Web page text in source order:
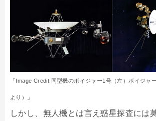
「Image Credit:同型機のボイジャー1号（左）ボイジャ
より）」
しかし、無人機とは言え惑星探査には